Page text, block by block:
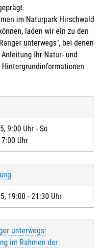
im Naturpark Hirschwald
laden wir ein zu den
unterwegs", bei denen
Ihr Natur- und
9:00 Uhr - So
Uhr
19:00 - 21:30 Uhr
unterwegs:
im Rahmen der